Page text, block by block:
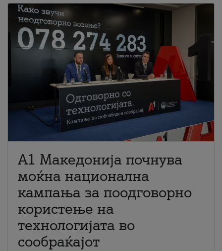
A1 Македонија почнува
моќна национална
кампања за поодговорно
користење на
технологијата во
сообраќајот